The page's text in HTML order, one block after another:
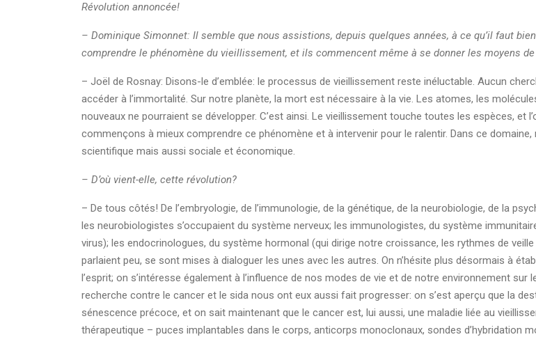
Révolution annoncée!
– Dominique Simonnet: Il semble que nous assistions, depuis quelques années, à ce qu’il faut
comprendre le phénomène du vieillissement, et ils commencent même à se donner les moyens
– Joël de Rosnay: Disons-le d’emblée: le processus de vieillissement reste inéluctable. Aucun
accéder à l’immortalité. Sur notre planète, la mort est nécessaire à la vie. Les atomes, les
nouveaux ne pourraient se développer. C’est ainsi. Le vieillissement touche toutes les espèces, et
commençons à mieux comprendre ce phénomène et à intervenir pour le ralentir. Dans ce
scientifique mais aussi sociale et économique.
– D’où vient-elle, cette révolution?
– De tous côtés! De l’embryologie, de l’immunologie, de la génétique, de la neurobiologie, de la
les neurobiologistes s’occupaient du système nerveux; les immunologistes, du système
virus); les endocrinologues, du système hormonal (qui dirige notre croissance, les rythmes de
parlaient peu, se sont mises à dialoguer les unes avec les autres. On n’hésite plus désormais à
l’esprit; on s’intéresse également à l’influence de nos modes de vie et de notre environnement
recherche contre le cancer et le sida nous ont eux aussi fait progresser: on s’est aperçu que la
sénescence précoce, et on sait maintenant que le cancer est, lui aussi, une maladie liée au
thérapeutique – puces implantables dans le corps, anticorps monoclonaux, sondes d’hybridation